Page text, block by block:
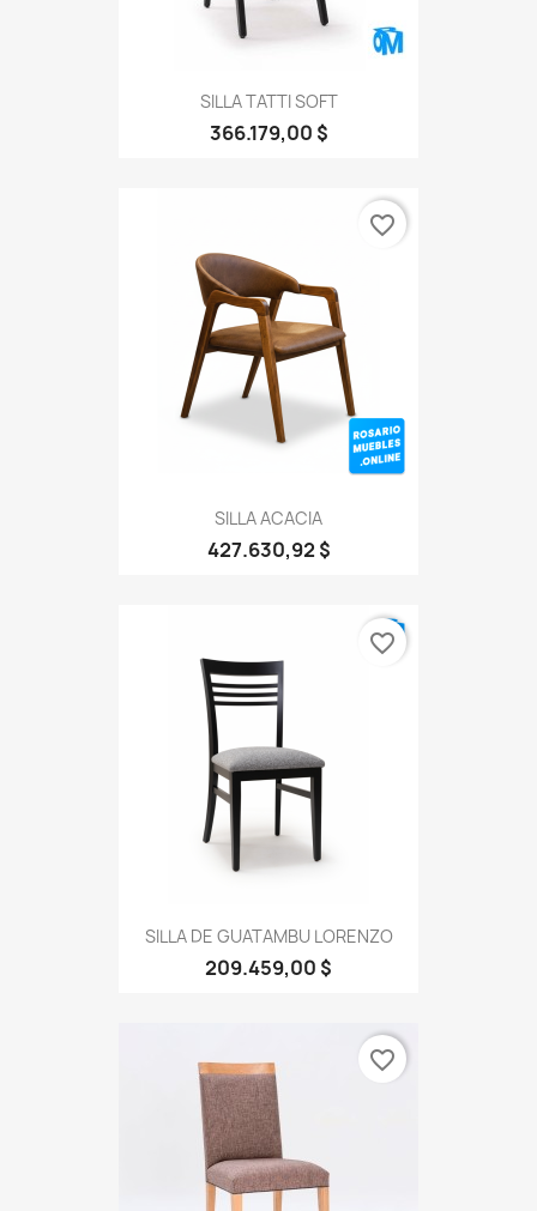
SILLA TATTI SOFT
366.179,00 $
SILLA ACACIA
427.630,92 $
favorite_border
SILLA DE GUATAMBU LORENZO
209.459,00 $
favorite_border
favorite_border